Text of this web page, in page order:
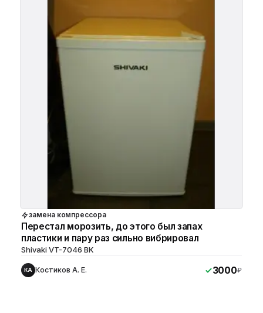
замена компрессора
Перестал морозить, до этого был запах
пластики и пару раз сильно вибрировал
Shivaki VT-7046 BK
КА Костиков А. Е. 3000₽